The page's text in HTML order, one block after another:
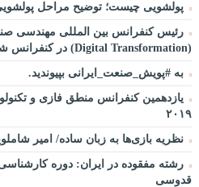
پولشویی چیست؛ توضیح مراحل
رئیس کنفرانس بین المللی مهندسی
(Digital Transformation) در کنفرانس شانزدهم می گوید…
به #پویش_صنعت_ایرانی بپیوندید.
۲۰۱۹
نظریه بازی‌ها به زبان ساده/ امیر
رشته مفقوده در ایران: دوره
قدوسی